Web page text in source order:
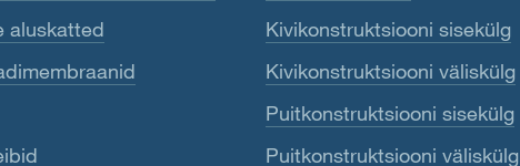
aluskatted
Kivikonstruktsiooni sisekülg
Kivikonstruktsiooni väliskülg
Puitkonstruktsiooni sisekülg
Puitkonstruktsiooni väliskülg